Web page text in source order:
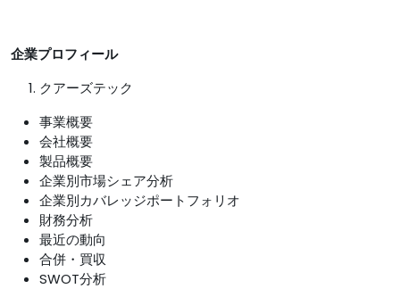
企業プロフィール
クアーズテック
事業概要
会社概要
製品概要
企業別市場シェア分析
企業別カバレッジポートフォリオ
財務分析
最近の動向
合併・買収
SWOT分析